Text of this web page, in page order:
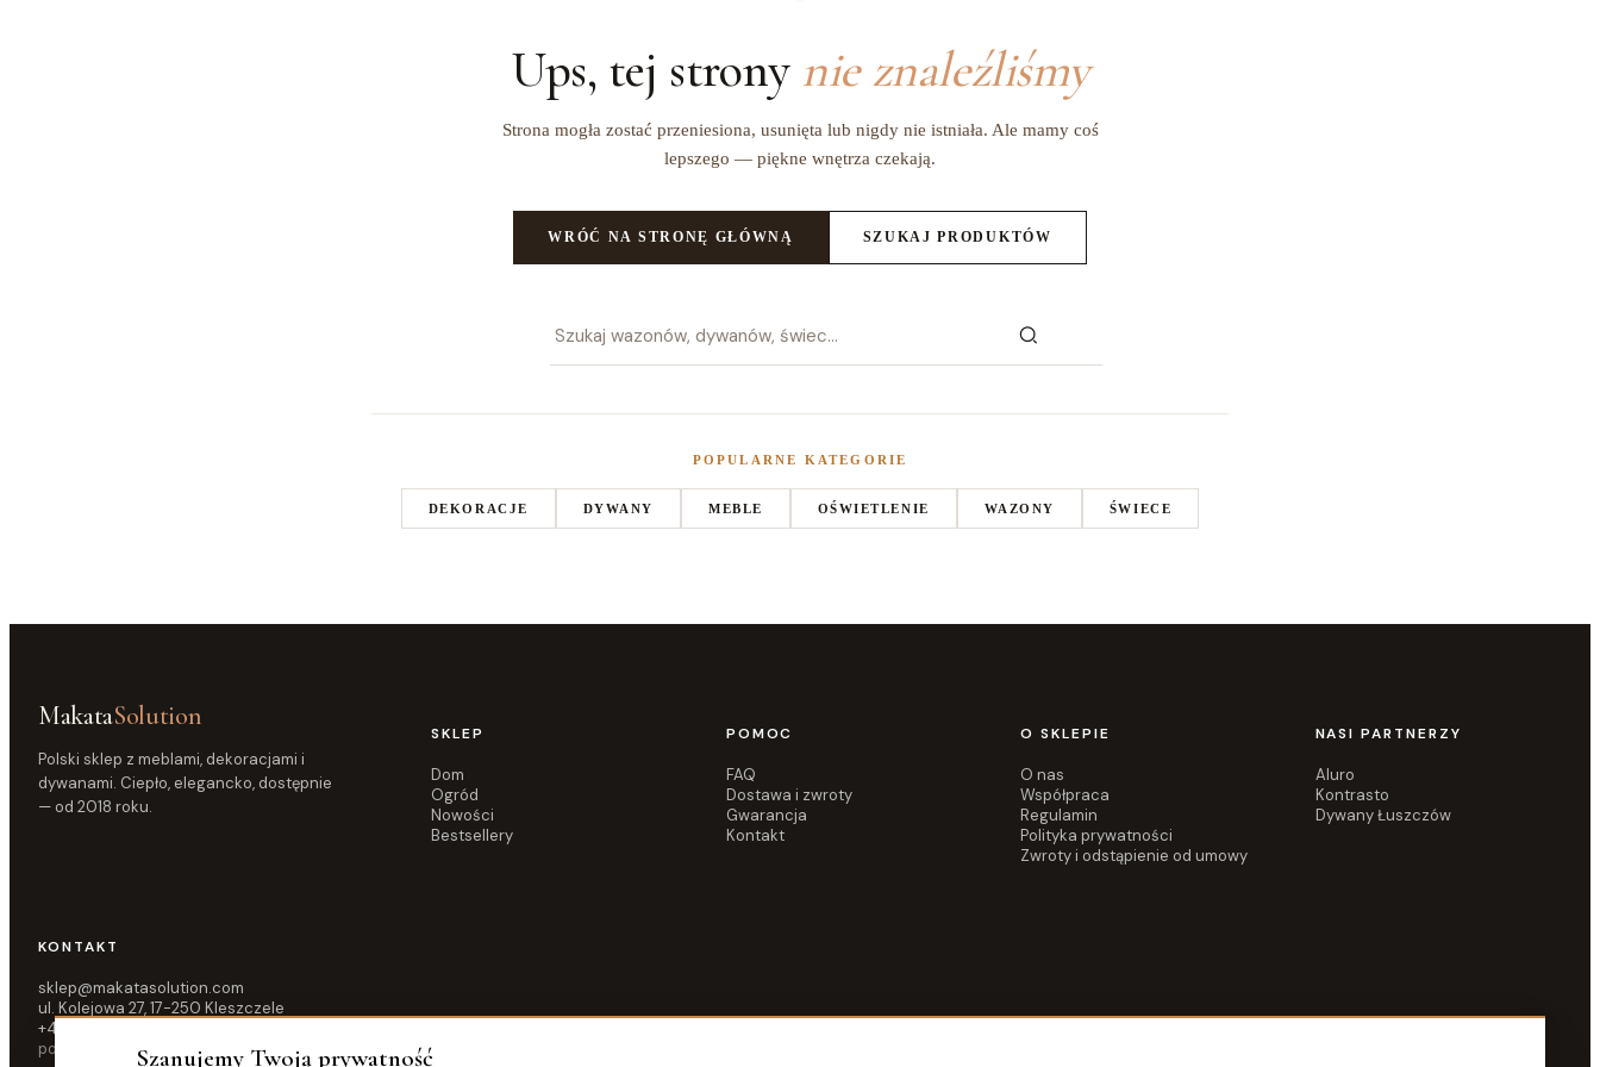
Ups, tej strony nie znaleźliśmy
Strona mogła zostać przeniesiona, usunięta lub nigdy nie istniała. Ale mamy coś
lepszego — piękne wnętrza czekają.
WRÓĆ NA STRONĘ GŁÓWNĄ SZUKAJ PRODUKTÓW
POPULARNE KATEGORIE
DEKORACJE DYWANY MEBLE OŚWIETLENIE WAZONY ŚWIECE
MakataSolution
Polski sklep z meblami, dekoracjami i
dywanami. Ciepło, elegancko, dostępnie
— od 2018 roku.
SKLEP
Dom
Ogród
Nowości
Bestsellery
POMOC
FAQ
Dostawa i zwroty
Gwarancja
Kontakt
O SKLEPIE
O nas
Współpraca
Regulamin
Polityka prywatności
Zwroty i odstąpienie od umowy
NASI PARTNERZY
Aluro
Kontrasto
Dywany Łuszczów
KONTAKT
sklep@makatasolution.com
ul. Kolejowa 27, 17-250 Kleszczele
+48 515 583 876
pon–pt 10:00–16:00Szanujemy Twoją prywatność